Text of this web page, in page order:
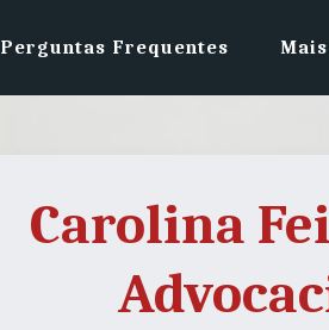
Perguntas Frequentes Mais
Carolina